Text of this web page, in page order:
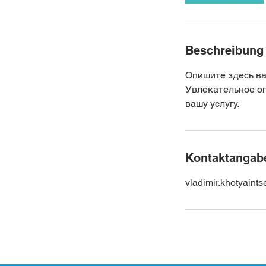
Beschreibung
Опишите здесь
Увлекательное
вашу услугу.